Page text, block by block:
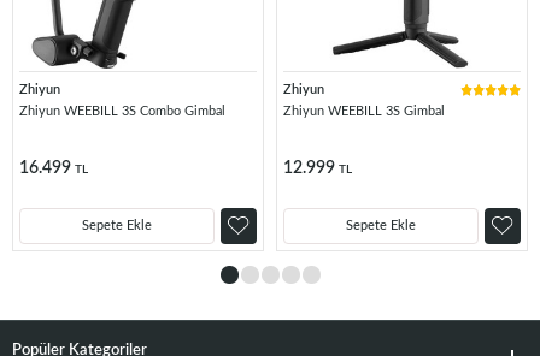
Zhiyun
Zhiyun WEEBILL 3S Combo Gimbal
16.499 TL
Sepete Ekle
Zhiyun
Zhiyun WEEBILL 3S Gimbal
12.999 TL
Sepete Ekle
Popüler Kategoriler